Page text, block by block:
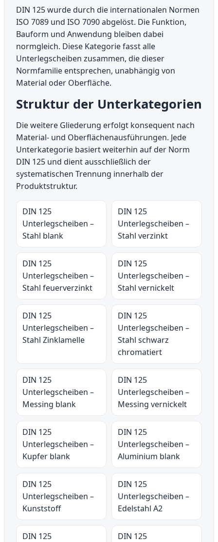
DIN 125 wurde durch die internationalen Normen
ISO 7089 und ISO 7090 abgelöst. Die Funktion,
Bauform und Anwendung bleiben dabei
normgleich. Diese Kategorie fasst alle
Unterlegscheiben zusammen, die dieser
Normfamilie entsprechen, unabhängig von
Material oder Oberfläche.
Struktur der Unterkategorien
Die weitere Gliederung erfolgt konsequent nach
Material- und Oberflächenausführungen. Jede
Unterkategorie basiert weiterhin auf der Norm
DIN 125 und dient ausschließlich der
systematischen Trennung innerhalb der
Produktstruktur.
DIN 125
Unterlegscheiben –
Stahl blank
DIN 125
Unterlegscheiben –
Stahl verzinkt
DIN 125
Unterlegscheiben –
Stahl feuerverzinkt
DIN 125
Unterlegscheiben –
Stahl vernickelt
DIN 125
Unterlegscheiben –
Stahl Zinklamelle
DIN 125
Unterlegscheiben –
Stahl schwarz
chromatiert
DIN 125
Unterlegscheiben –
Messing blank
DIN 125
Unterlegscheiben –
Messing vernickelt
DIN 125
Unterlegscheiben –
Kupfer blank
DIN 125
Unterlegscheiben –
Aluminium blank
DIN 125
Unterlegscheiben –
Kunststoff
DIN 125
Unterlegscheiben –
Edelstahl A2
DIN 125
DIN 125